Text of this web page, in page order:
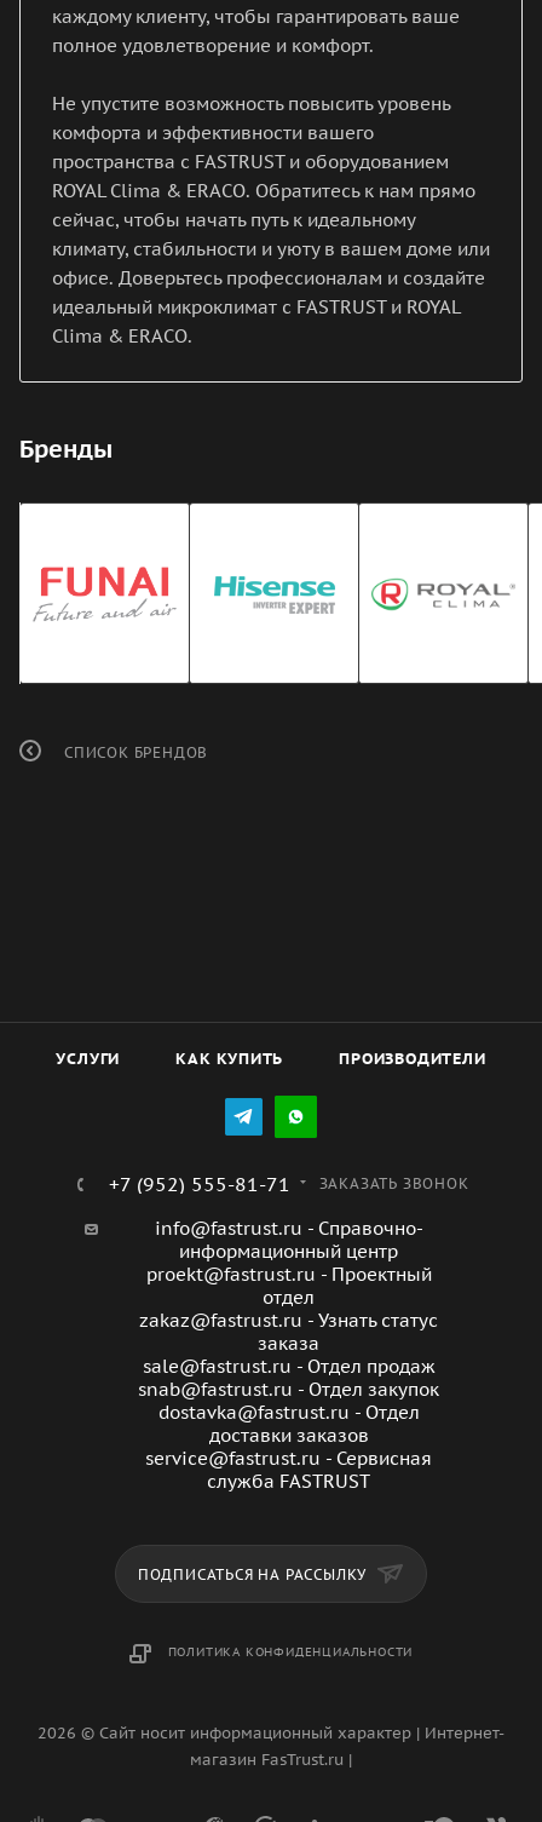
каждому клиенту, чтобы гарантировать ваше
полное удовлетворение и комфорт.
Не упустите возможность повысить уровень
комфорта и эффективности вашего
пространства с FASTRUST и оборудованием
ROYAL Clima & ERACO. Обратитесь к нам прямо
сейчас, чтобы начать путь к идеальному
климату, стабильности и уюту в вашем доме или
офисе. Доверьтесь профессионалам и создайте
идеальный микроклимат с FASTRUST и ROYAL
Clima & ERACO.
Бренды
СПИСОК БРЕНДОВ
УСЛУГИ КАК КУПИТЬ ПРОИЗВОДИТЕЛИ
+7 (952) 555-81-71 ЗАКАЗАТЬ ЗВОНОК
info@fastrust.ru - Справочно-
информационный центр
proekt@fastrust.ru - Проектный
отдел
zakaz@fastrust.ru - Узнать статус
заказа
sale@fastrust.ru - Отдел продаж
snab@fastrust.ru - Отдел закупок
dostavka@fastrust.ru - Отдел
доставки заказов
service@fastrust.ru - Сервисная
служба FASTRUST
ПОДПИСАТЬСЯ НА РАССЫЛКУ
ПОЛИТИКА КОНФИДЕНЦИАЛЬНОСТИ
2026 © Сайт носит информационный характер | Интернет-
магазин FasTrust.ru |